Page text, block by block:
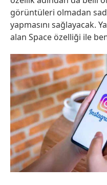
görüntüleri olmadan
yapmasını sağlayacak.
alan Space özelliği ile